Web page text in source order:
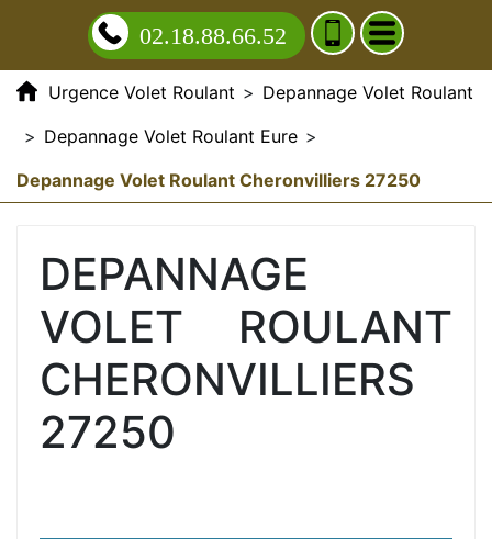
02.18.88.66.52
Urgence Volet Roulant > Depannage Volet Roulant
> Depannage Volet Roulant Eure >
Depannage Volet Roulant Cheronvilliers 27250
DEPANNAGE
VOLET ROULANT
CHERONVILLIERS
27250